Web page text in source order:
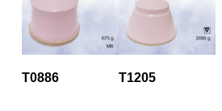
T0886 T1205